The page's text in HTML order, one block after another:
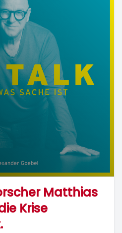
Matthias
Krise